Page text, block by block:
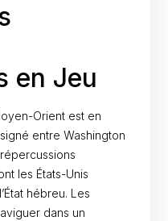
en Jeu
Orient est en
entre Washington
les États-Unis
hébreu. Les
dans un